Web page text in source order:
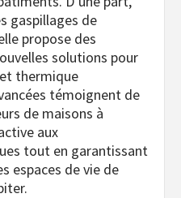
gaspillages de
propose des
solutions pour
thermique
témoignent de
de maisons à
aux
tout en garantissant
espaces de vie de